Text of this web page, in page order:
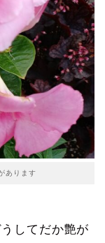
あります
してだか艶が